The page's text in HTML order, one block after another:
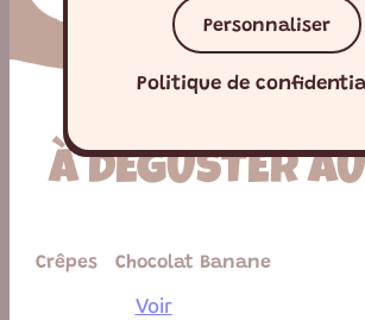
Personnaliser
Politique de
À DÉGUSTER
Crêpes Chocolat Banane
Voir